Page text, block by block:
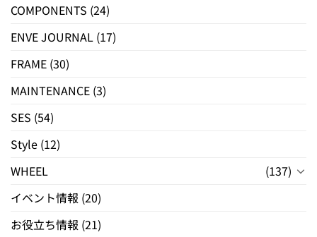
COMPONENTS (24)
ENVE JOURNAL (17)
FRAME (30)
MAINTENANCE (3)
SES (54)
Style (12)
WHEEL
(137)
イベント情報 (20)
お役立ち情報 (21)